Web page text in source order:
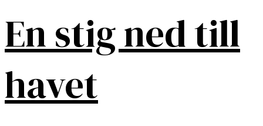
En stig ned till
havet